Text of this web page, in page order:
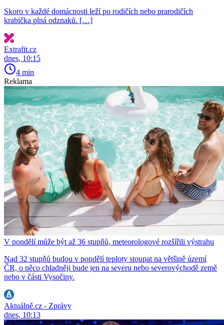
Skoro v každé domácnosti leží po rodičích nebo prarodičích
krabička plná odznaků. […]
Extrafit.cz
dnes, 10:15
4 min
Reklama
V pondělí může být až 36 stupňů, meteorologové rozšířili výstrahu
Nad 32 stupňů budou v pondělí teploty stoupat na většině území
ČR, o něco chladněji bude jen na severu nebo severovýchodě země
nebo v části Vysočiny.
Aktuálně.cz - Zprávy
dnes, 10:13